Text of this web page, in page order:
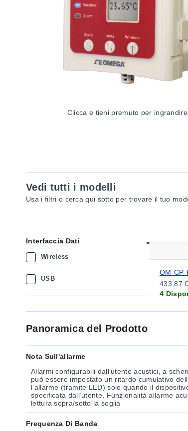
Clicca e tieni premuto per ingrandire
Vedi tutti i modelli
Usa i filtri o cerca qui sotto per trovare il tuo
Interfaccia Dati
Wireless
USB
OM-
433,87
4
Panoramica del Prodotto
Nota Sull'allarme
Allarmi configurabili dall’utente acustici, a
può essere impostato un ritardo cumulativo
l’allarme (tramite LED) solo quando il
specificata dall’utente, Funzionalità allarme
lettura sopra/sotto la soglia
Frequenza Di Banda